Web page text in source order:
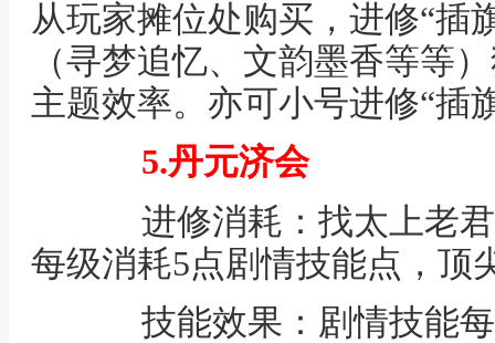
从玩家摊位处购买，进修“插
（寻梦追忆、文韵墨香等等
主题效率。亦可小号进修“插
5.丹元济会
进修消耗：找太上老君
每级消耗5点剧情技能点，顶
技能效果：剧情技能每